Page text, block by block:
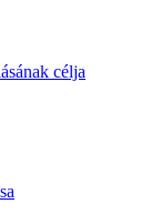
célja